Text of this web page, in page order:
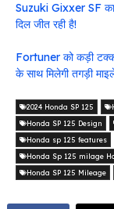
Suzuki Gixxer SF का
दिल जीत रही है!
Fortuner को कड़ी
के साथ मिलेगी तगड़ी
2024 Honda SP 125
Honda SP 125 Design
Honda sp 125 features
Honda Sp 125 milage
Honda SP 125 Mileage